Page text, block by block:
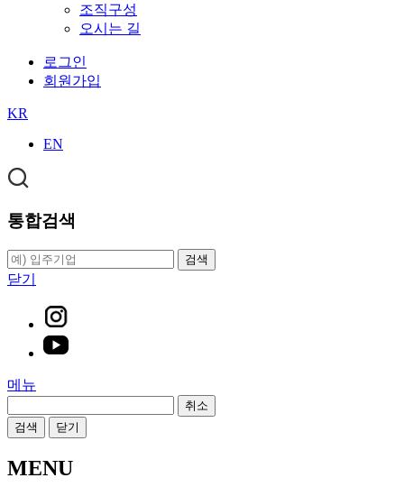
조직구성
오시는 길
로그인
회원가입
KR
EN
통합검색
검색
닫기
메뉴
취소
검색
닫기
MENU